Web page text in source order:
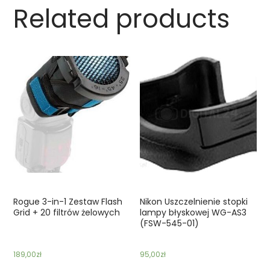
Related products
Rogue 3-in-1 Zestaw Flash
Grid + 20 filtrów żelowych
189,00zł
Nikon Uszczelnienie stopki
lampy błyskowej WG-AS3
(FSW-545-01)
95,00zł